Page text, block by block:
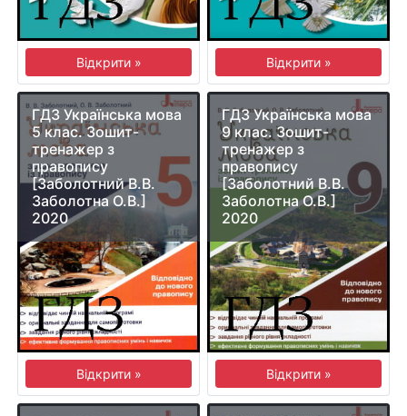
Відкрити » Відкрити »
ГДЗ Українська мова
5 клас. Зошит-
тренажер з
правопису
[Заболотний В.В.
Заболотна О.В.]
2020
Відкрити »
ГДЗ Українська мова
9 клас. Зошит-
тренажер з
правопису
[Заболотний В.В.
Заболотна О.В.]
2020
Відкрити »